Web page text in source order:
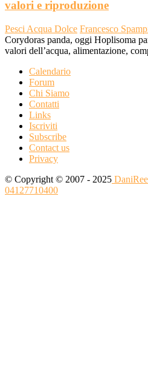
valori e riproduzione
Pesci Acqua Dolce Francesco
Corydoras panda, oggi Hoplisoma
valori dell’acqua, alimentazione,
Calendario
Forum
Chi Siamo
Contatti
Links
Iscriviti
Subscribe
Contact us
Privacy
© Copyright © 2007 - 2025
04127710400